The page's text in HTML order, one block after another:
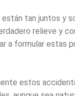
tan juntos y
relieve y
a formular estas
estos